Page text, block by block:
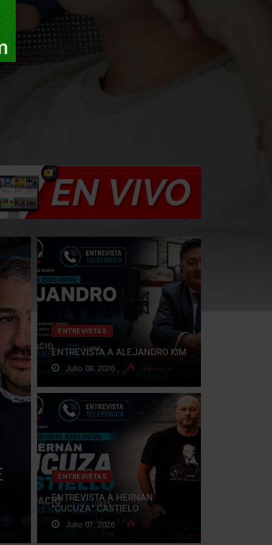
ENTREVISTAS
ENTREVISTA A ALEJANDRO KIM
Julio 08, 2026 39
ENTREVISTAS
ENTREVISTA A HERNAN
"CUCUZA" CASTIELO
Julio 07, 2026 35